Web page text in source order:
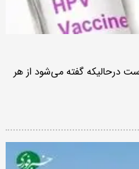
است درحالی‏که گفته می‌‏شود از هر